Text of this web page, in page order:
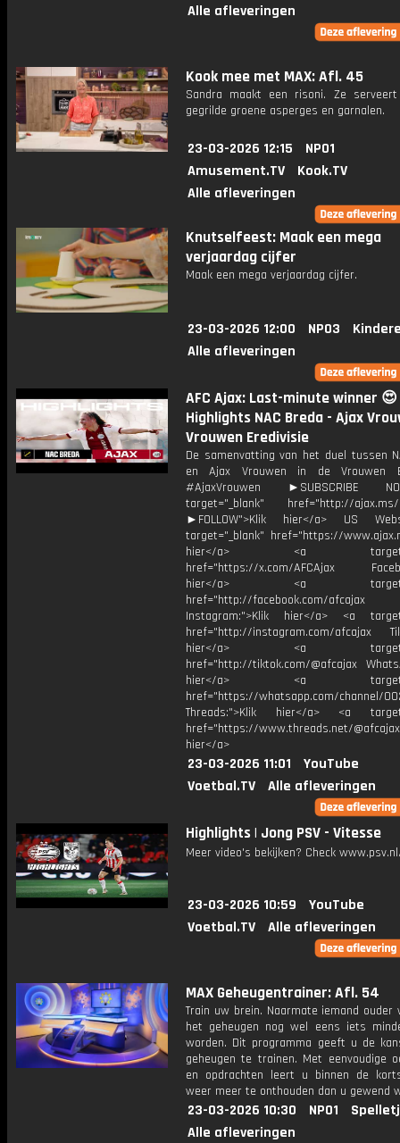
Alle afleveringen
Kook mee met MAX: Afl. 45
Sandra maakt een risoni. Ze
gegrilde groene asperges en garnalen.
23-03-2026 12:15
NPO1
Amusement.TV
Kook.TV
Alle afleveringen
Knutselfeest: Maak een mega
verjaardag cijfer
Maak een mega verjaardag cijfer.
23-03-2026 12:00 NPO3
Alle afleveringen
AFC Ajax: Last-minute winner 😍
Highlights NAC Breda - Ajax
Vrouwen Eredivisie
De samenvatting van het duel tussen
en Ajax Vrouwen in de Vrouwen
#AjaxVrouwen ►SUBSCRIBE
target="_blank" href="http://ajax.ms/
►FOLLOW">Klik hier</a> US
target="_blank" href="https://
hier</a> <a
href="https://x.com/AFCAjax
hier</a> <a
href="http://facebook.com/afcajax
Instagram:">Klik hier</a> <a
href="http://instagram.com/afcajax
hier</a> <a
href="http://tiktok.com/@afcajax
hier</a> <a
href="https://whatsapp.com/channel/
Threads:">Klik hier</a> <a
href="https://www.threads.net/
hier</a>
23-03-2026 11:01
YouTube
Voetbal.TV
Alle afleveringen
Highlights | Jong PSV - Vitesse
Meer video's bekijken? Check
23-03-2026 10:59
YouTube
Voetbal.TV
Alle afleveringen
MAX Geheugentrainer: Afl. 54
Train uw brein. Naarmate iemand ouder
het geheugen nog wel eens iets
worden. Dit programma geeft u de
geheugen te trainen. Met eenvoudige
en opdrachten leert u binnen de
weer meer te onthouden dan u gewend
23-03-2026 10:30 NPO1
Alle afleveringen